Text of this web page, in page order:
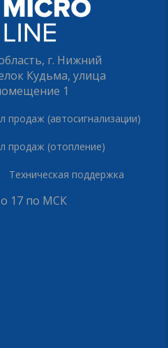
г. Нижний
Кудьма, улица
1
продаж (автосигнализации)
продаж (отопление)
Техническая поддержка
17 по МСК